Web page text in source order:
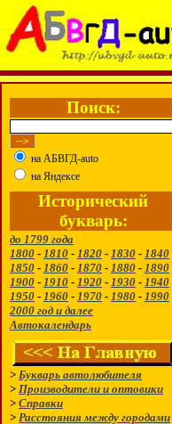
Поиск:
на АБВГД-auto
на Яндексе
Исторический
букварь:
до 1799 года
1800 - 1810 - 1820 - 1830 - 1840
1850 - 1860 - 1870 - 1880 - 1890
1900 - 1910 - 1920 - 1930 - 1940
1950 - 1960 - 1970 - 1980 - 1990
2000 год и далее
Автокалендарь
> Букварь автолюбителя
> Производители и оптовики
> Справки
> Расстояния между городами